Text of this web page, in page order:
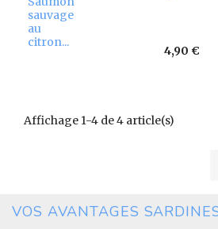
Prix
4,90 €
Affichage 1-4 de 4 article(s)
VOS AVANTAGES